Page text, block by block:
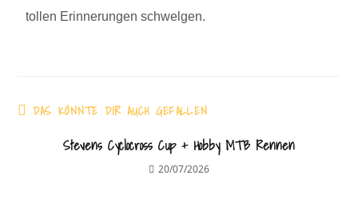
tollen Erinnerungen schwelgen.
DAS KÖNNTE DIR AUCH GEFALLEN
Stevens Cyclocross Cup + Hobby MTB Rennen
20/07/2026